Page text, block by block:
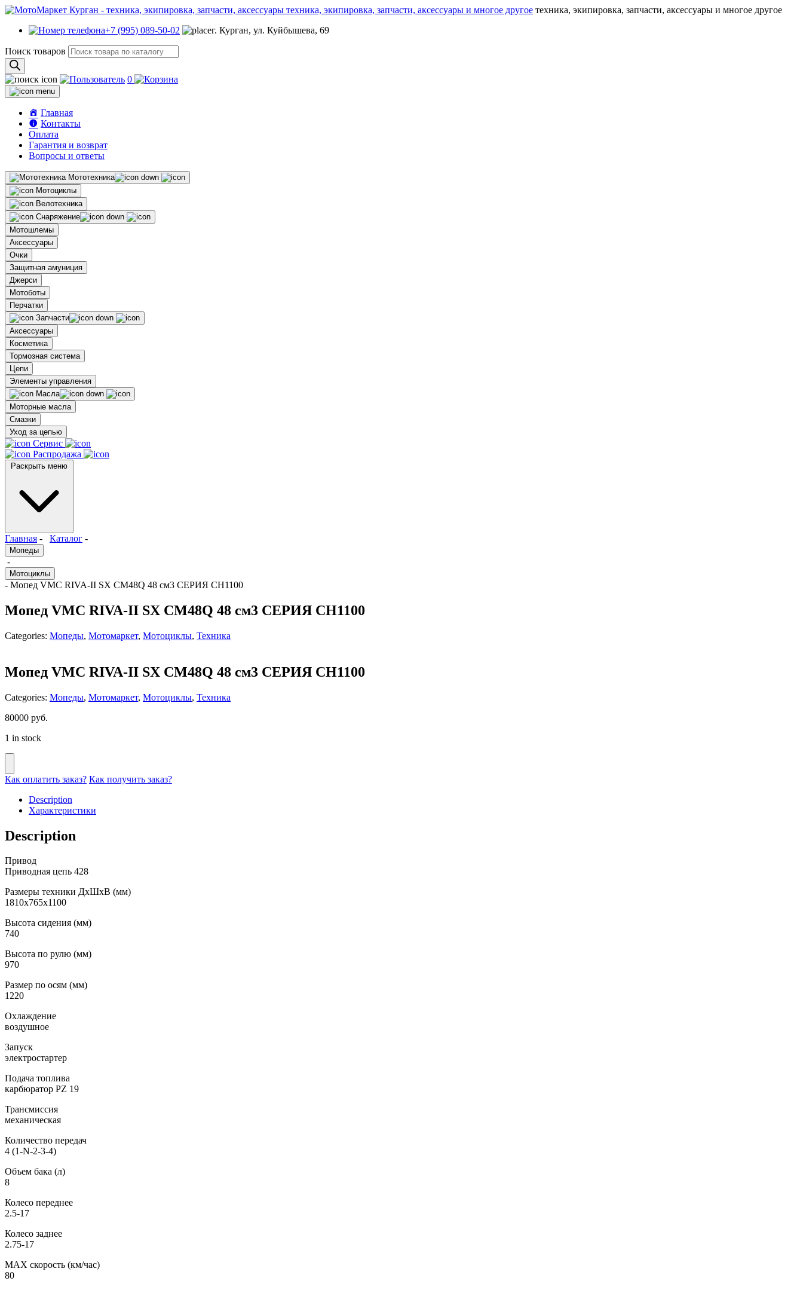
техника, экипировка, запчасти, аксессуары и многое другое
+7 (995) 089-50-02
г. Курган, ул. Куйбышева, 69
Поиск товаров
0
Главная
Контакты
Оплата
Гарантия и возврат
Вопросы и ответы
Мототехника
Мотоциклы
Велотехника
Снаряжение
Мотошлемы
Аксессуары
Очки
Защитная амуниция
Джерси
Мотоботы
Перчатки
Запчасти
Аксессуары
Косметика
Тормозная система
Цепи
Элементы управления
Масла
Моторные масла
Смазки
Уход за цепью
Сервис
Распродажа
Главная - Каталог -
Мопеды
-
Мотоциклы
- Мопед VMC RIVA-II SX CM48Q 48 см3 СЕРИЯ CH1100
Мопед VMC RIVA-II SX CM48Q 48 см3 СЕРИЯ CH1100
Categories: Мопеды, Мотомаркет, Мотоциклы, Техника
Мопед VMC RIVA-II SX CM48Q 48 см3 СЕРИЯ CH1100
Categories: Мопеды, Мотомаркет, Мотоциклы, Техника
80000 руб.
1 in stock
Как оплатить заказ? Как получить заказ?
Description
Характеристики
Description
Привод
Приводная цепь 428
Размеры техники ДхШхВ (мм)
1810х765х1100
Высота сидения (мм)
740
Высота по рулю (мм)
970
Размер по осям (мм)
1220
Охлаждение
воздушное
Запуск
электростартер
Подача топлива
карбюратор PZ 19
Трансмиссия
механическая
Количество передач
4 (1-N-2-3-4)
Объем бака (л)
8
Колесо переднее
2.5-17
Колесо заднее
2.75-17
МАХ скорость (км/час)
80